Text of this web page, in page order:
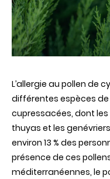
L’allergie au pollen de
différentes espèces
cupressacées, dont
thuyas et les
environ 13 % des
présence de ces
méditerranéennes, le